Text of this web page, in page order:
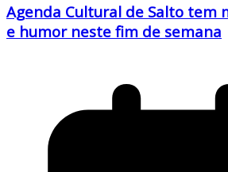
Agenda Cultural de Salto tem
e humor neste fim de semana